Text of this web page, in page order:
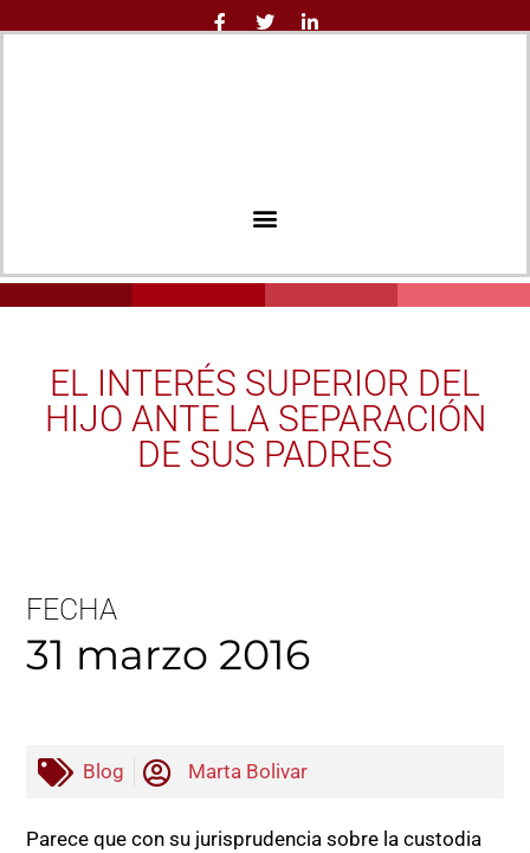
EL INTERÉS SUPERIOR DEL
HIJO ANTE LA SEPARACIÓN
DE SUS PADRES
FECHA
31 marzo 2016
Blog Marta Bolivar
Parece que con su jurisprudencia sobre la custodia